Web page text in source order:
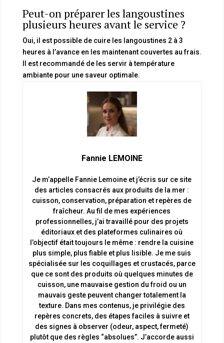
Peut-on préparer les langoustines
plusieurs heures avant le service ?
Oui, il est possible de cuire les langoustines 2 à 3
heures à l’avance en les maintenant couvertes au frais.
Il est recommandé de les servir à température
ambiante pour une saveur optimale.
Fannie LEMOINE
Je m’appelle Fannie Lemoine et j’écris sur ce site
des articles consacrés aux produits de la mer :
cuisson, conservation, préparation et repères de
fraîcheur. Au fil de mes expériences
professionnelles, j’ai travaillé pour des projets
éditoriaux et des plateformes culinaires où
l’objectif était toujours le même : rendre la cuisine
plus simple, plus fiable et plus lisible. Je me suis
spécialisée sur les coquillages et crustacés, parce
que ce sont des produits où quelques minutes de
cuisson, une mauvaise gestion du froid ou un
mauvais geste peuvent changer totalement la
texture. Dans mes contenus, je privilégie des
repères concrets, des étapes faciles à suivre et
des signes à observer (odeur, aspect, fermeté)
plutôt que des règles “absolues”. J’accorde aussi